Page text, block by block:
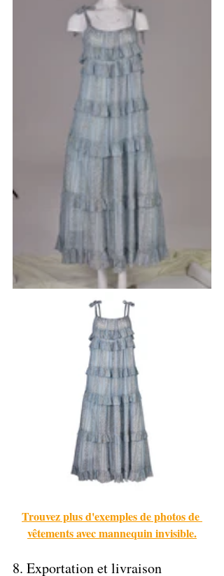
Trouvez plus d'exemples de photos de
vêtements avec mannequin invisible.
8. Exportation et livraison